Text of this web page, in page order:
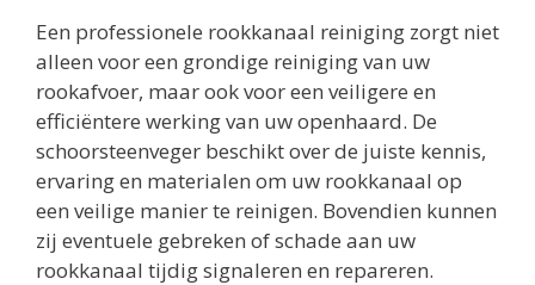
Een professionele rookkanaal reiniging zorgt niet
alleen voor een grondige reiniging van uw
rookafvoer, maar ook voor een veiligere en
efficiëntere werking van uw openhaard. De
schoorsteenveger beschikt over de juiste kennis,
ervaring en materialen om uw rookkanaal op
een veilige manier te reinigen. Bovendien kunnen
zij eventuele gebreken of schade aan uw
rookkanaal tijdig signaleren en repareren.